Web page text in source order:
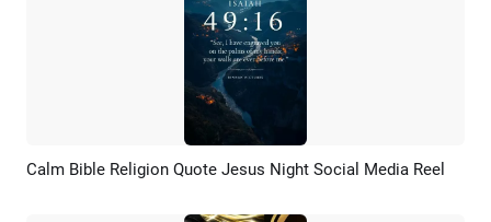
Pratinjau Rekreasi AI
Calm Bible Religion Quote Jesus Night Social Media Reel